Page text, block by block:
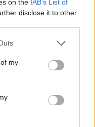
on the IAB’s List of
disclose it to other
one or more Google
You may click to
third-party tags to
in below Google
my
Έκλεισε η
παραλία και η θάλασσα
στο «Αρδάνι» - Το
η